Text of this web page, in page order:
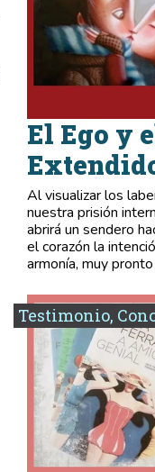
El Ego y
Al visualizar los
nuestra prisión
abrirá un sendero
el corazón la
armonía, muy
Testimonio,